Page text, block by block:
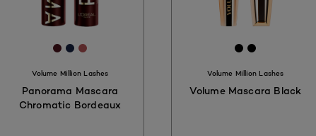
[Color]: #4B131C
[Color]: #172342
[Color]: #B55556
Volume Million Lashes
Panorama Mascara
Chromatic Bordeaux
[Color]:
[Color]:
Volume Million Lashes
Volume Mascara Black